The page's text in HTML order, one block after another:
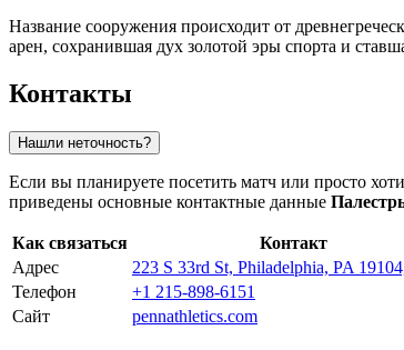
Название сооружения происходит от
арен, сохранившая дух золотой эры спорта и
Контакты
Нашли неточность?
Если вы планируете посетить матч или просто
приведены основные контактные данные
Как связаться
Контакт
Адрес
223 S 33rd St, Philadelphia, PA
Телефон
+1 215-898-6151
Сайт
pennathletics.com